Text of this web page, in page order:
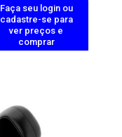
Faça seu login ou
cadastre-se para
ver preços e
comprar